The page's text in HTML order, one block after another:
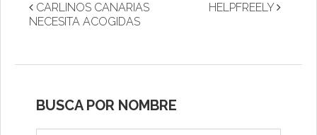
CARLINOS CANARIAS
NECESITA ACOGIDAS
HELPFREELY
BUSCA POR NOMBRE